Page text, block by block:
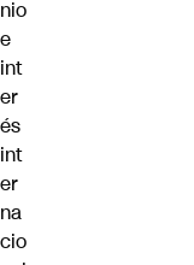
nio
e
int
er
és
int
er
na
cio